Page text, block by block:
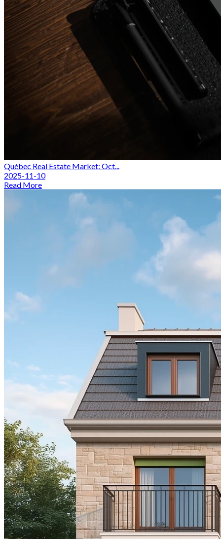
Québec Real Estate Market: Oct...
2025-11-10
Read More